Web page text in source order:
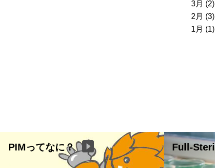
3月 (2)
2月 (3)
1月 (1)
PIMってなに？ Full-Steri